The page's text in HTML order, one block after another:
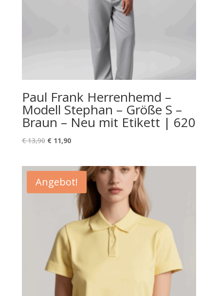
Paul Frank Herrenhemd –
Modell Stephan – Größe S –
Braun – Neu mit Etikett | 620
€13,90 Ursprünglicher
€ 13,90
€11,90Aktueller
€ 11,90.
Angebot!